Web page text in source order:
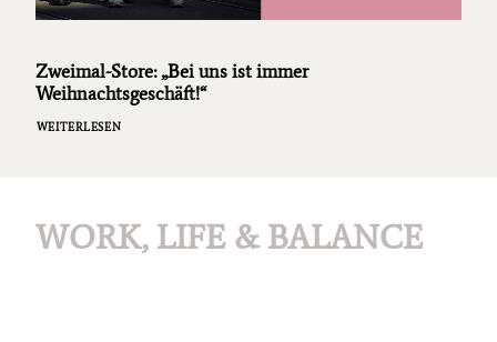
Zweimal-Store: „Bei uns ist immer
Weihnachtsgeschäft!“
WEITERLESEN
WORK, LIFE & BALANCE